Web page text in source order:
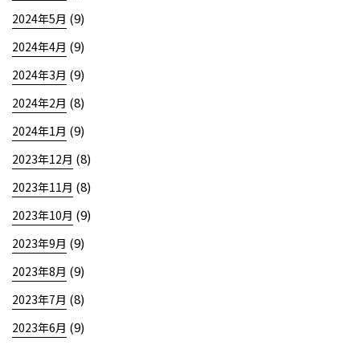
2024年5月 (9)
2024年4月 (9)
2024年3月 (9)
2024年2月 (8)
2024年1月 (9)
2023年12月 (8)
2023年11月 (8)
2023年10月 (9)
2023年9月 (9)
2023年8月 (9)
2023年7月 (8)
2023年6月 (9)